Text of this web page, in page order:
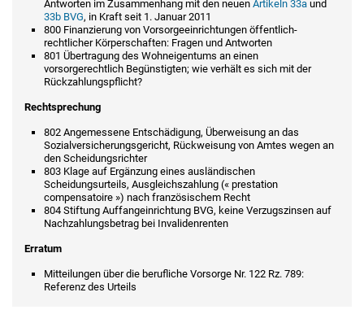
Antworten im Zusammenhang mit den neuen Artikeln 33a und
33b BVG, in Kraft seit 1. Januar 2011
800 Finanzierung von Vorsorgeeinrichtungen öffentlich-
rechtlicher Körperschaften: Fragen und Antworten
801 Übertragung des Wohneigentums an einen
vorsorgerechtlich Begünstigten; wie verhält es sich mit der
Rückzahlungspflicht?
Rechtsprechung
802 Angemessene Entschädigung, Überweisung an das
Sozialversicherungsgericht, Rückweisung von Amtes wegen an
den Scheidungsrichter
803 Klage auf Ergänzung eines ausländischen
Scheidungsurteils, Ausgleichszahlung (« prestation
compensatoire ») nach französischem Recht
804 Stiftung Auffangeinrichtung BVG, keine Verzugszinsen auf
Nachzahlungsbetrag bei Invalidenrenten
Erratum
Mitteilungen über die berufliche Vorsorge Nr. 122 Rz. 789:
Referenz des Urteils